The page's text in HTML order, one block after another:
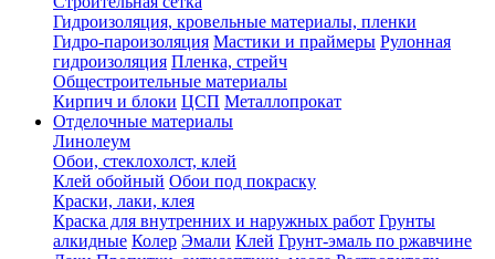
Гидроизоляция, кровельные материалы, пленки
Гидро-пароизоляция Мастики и праймеры Рулонная
гидроизоляция Пленка, стрейч
Общестроительные материалы
Кирпич и блоки ЦСП Металлопрокат
Отделочные материалы
Линолеум
Обои, стеклохолст, клей
Клей обойный Обои под покраску
Краски, лаки, клея
Краска для внутренних и наружных работ Грунты
алкидные Колер Эмали Клей Грунт-эмаль по ржавчине